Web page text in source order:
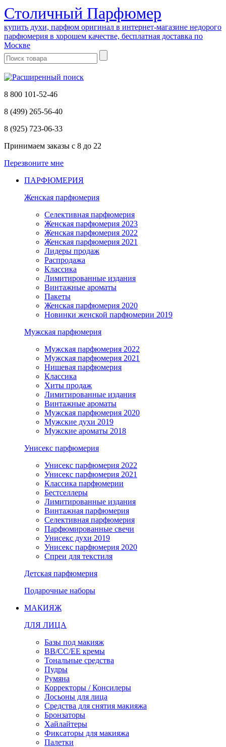
Cтоличный Парфюмер
купить духи, парфюм оригинал в интернет-магазине недорого
парфюмерия в хорошем качестве, бесплатная доставка по
Москве
8 800 101-52-46
8 (499) 265-56-40
8 (925) 723-06-33
Принимаем заказы с 8 до 22
Перезвоните мне
ПАРФЮМЕРИЯ
Женская парфюмерия
Селективная парфюмерия
Женская парфюмерия 2023
Женская парфюмерия 2022
Женская парфюмерия 2021
Лидеры продаж
Распродажа
Классика
Лимитированные издания
Винтажные ароматы
Пакеты
Женская парфюмерия 2020
Новинки женской парфюмерии 2019
Мужская парфюмерия
Мужская парфюмерия 2022
Мужская парфюмерия 2021
Нишевая парфюмерия
Классика
Хиты продаж
Лимитированные издания
Винтажные ароматы
Мужская парфюмерия 2020
Мужские духи 2019
Мужские ароматы 2018
Унисекс парфюмерия
Унисекс парфюмерия 2022
Унисекс парфюмерия 2021
Классика парфюмерии
Бестселлеры
Лимитированные издания
Винтажная парфюмерия
Селективная парфюмерия
Парфюмированные свечи
Унисекс духи 2019
Унисекс парфюмерия 2020
Спреи для текстиля
Детская парфюмерия
Подарочные наборы
МАКИЯЖ
ДЛЯ ЛИЦА
Базы под макияж
BB/CC/EE кремы
Тональные средства
Пудры
Румяна
Корректоры / Консилеры
Лосьоны для лица
Средства для снятия макияжа
Бронзаторы
Хайлайтеры
Фиксаторы для макияжа
Палетки